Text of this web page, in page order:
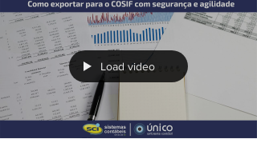
Load video